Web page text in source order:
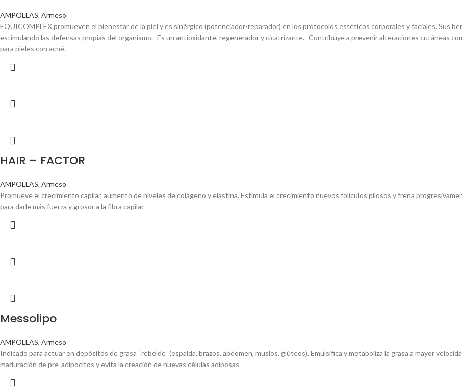
AMPOLLAS, Armeso
EQUICOMPLEX promueven el bienestar de la piel y es sinérgico (potenciador-reparador) en los protocolos estéticos corporales y faciales. Sus
estimulando las defensas propias del organismo. -Es un antioxidante, regenerador y cicatrizante. -Contribuye a prevenir alteraciones cutáneas
para pieles con acné.
HAIR – FACTOR
AMPOLLAS, Armeso
Promueve el crecimiento capilar, aumento de niveles de colágeno y elastina. Estimula el crecimiento nuevos foliculos pilosos y frena
para darle más fuerza y grosor a la fibra capilar.
Messolipo
AMPOLLAS, Armeso
Indicado para actuar en depósitos de grasa “rebelde” (espalda, brazos, abdomen, muslos, glúteos). Emulsifica y metaboliza la grasa a mayor
maduración de pre-adipocitos y evita la creación de nuevas células adiposas